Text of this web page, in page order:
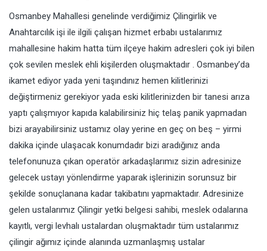
Osmanbey Mahallesi genelinde verdiğimiz Çilingirlik ve
Anahtarcılık işi ile ilgili çalışan hizmet erbabı ustalarımız
mahallesine hakim hatta tüm ilçeye hakim adresleri çok iyi bilen
çok sevilen meslek ehli kişilerden oluşmaktadır . Osmanbey’da
ikamet ediyor yada yeni taşındınız hemen kilitlerinizi
değiştirmeniz gerekiyor yada eski kilitlerinizden bir tanesi arıza
yaptı çalışmıyor kapıda kalabilirsiniz hiç telaş panik yapmadan
bizi arayabilirsiniz ustamız olay yerine en geç on beş – yirmi
dakika içinde ulaşacak konumdadır bizi aradığınız anda
telefonunuza çıkan operatör arkadaşlarımız sizin adresinize
gelecek ustayı yönlendirme yaparak işlerinizin sorunsuz bir
şekilde sonuçlanana kadar takibatını yapmaktadır. Adresinize
gelen ustalarımız Çilingir yetki belgesi sahibi, meslek odalarına
kayıtlı, vergi levhalı ustalardan oluşmaktadır tüm ustalarımız
çilingir ağımız içinde alanında uzmanlaşmış ustalar